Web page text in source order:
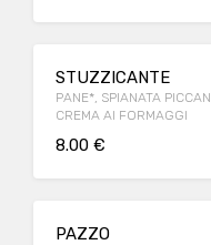
STUZZICANTE
PANE*, SPIANATA
CREMA AI FORMAGGI
8.00 €
PAZZO